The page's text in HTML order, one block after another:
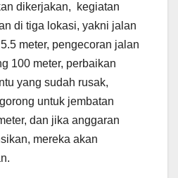
dikerjakan, kegiatan
di tiga lokasi, yakni jalan
meter, pengecoran jalan
100 meter, perbaikan
yang sudah rusak,
untuk jembatan
dan jika anggaran
mereka akan